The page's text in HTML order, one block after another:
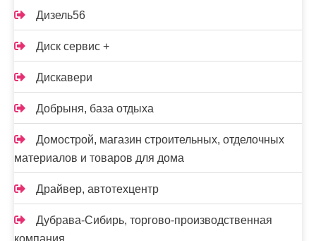
Дизель56
Диск сервис +
Дискавери
Добрыня, база отдыха
Домострой, магазин строительных, отделочных
материалов и товаров для дома
Драйвер, автотехцентр
Дубрава-Сибирь, торгово-производственная
компания